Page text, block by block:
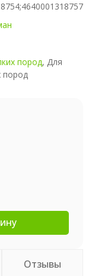
пород, Для
пород
Отзывы